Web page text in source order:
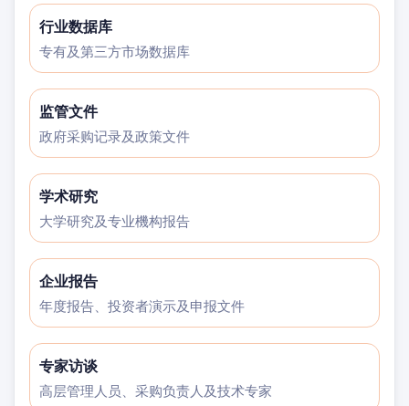
行业数据库
专有及第三方市场数据库
监管文件
政府采购记录及政策文件
学术研究
大学研究及专业機构报告
企业报告
年度报告、投资者演示及申报文件
专家访谈
高层管理人员、采购负责人及技术专家